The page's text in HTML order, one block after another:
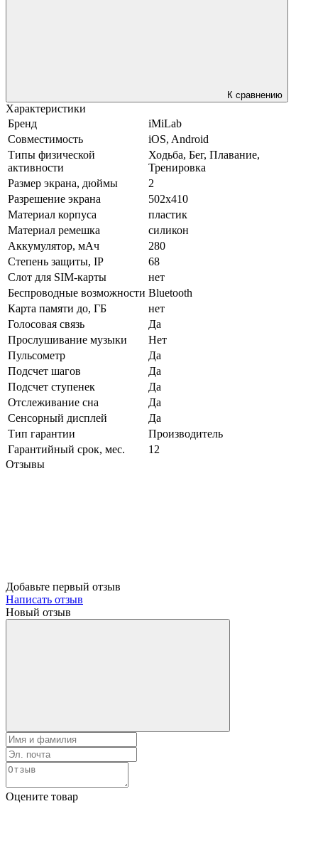
К сравнению
Характеристики
Бренд
iMiLab
Совместимость
iOS, Android
Типы физической
активности
Ходьба, Бег, Плавание,
Тренировка
Размер экрана, дюймы
2
Разрешение экрана
502x410
Материал корпуса
пластик
Материал ремешка
силикон
Аккумулятор, мАч
280
Степень защиты, IP
68
Слот для SIM-карты
нет
Беспроводные возможности Bluetooth
Карта памяти до, ГБ
нет
Голосовая связь
Да
Прослушивание музыки
Нет
Пульсометр
Да
Подсчет шагов
Да
Подсчет ступенек
Да
Отслеживание сна
Да
Сенсорный дисплей
Да
Тип гарантии
Производитель
Гарантийный срок, мес.
12
Отзывы
Добавьте первый отзыв
Написать отзыв
Новый отзыв
Оцените товар